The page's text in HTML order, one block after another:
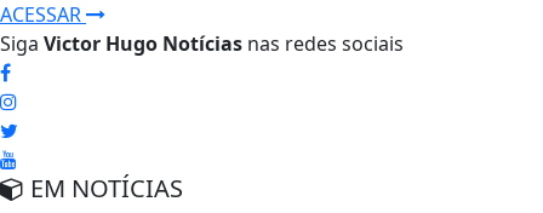
ACESSAR
Siga Victor Hugo Notícias nas redes sociais
EM NOTÍCIAS